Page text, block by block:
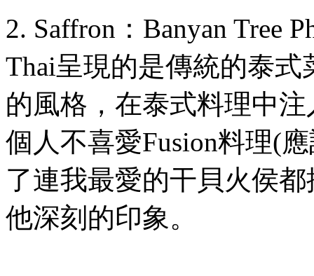
2. Saffron ： Banyan Tree
Thai呈現的是傳統的泰
的風格，在泰式料理中
個人不喜愛Fusion料理(
了連我最愛的干貝火侯
他深刻的印象。